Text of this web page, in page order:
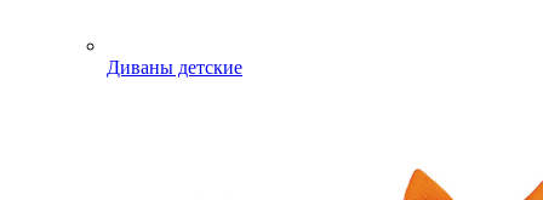
Диваны детские